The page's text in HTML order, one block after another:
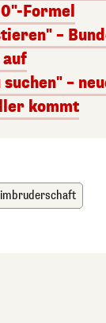
Formel
–
–
kommt